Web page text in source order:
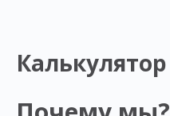
Калькулятор